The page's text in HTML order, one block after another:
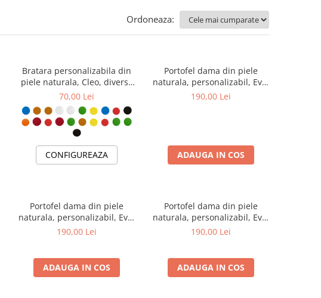
Ordoneaza:
Bratara personalizabila din
piele naturala, Cleo, diverse
culori
70,00 Lei
CONFIGUREAZA
Portofel dama din piele
naturala, personalizabil, Eva,
galben (cusatura verde)
190,00 Lei
ADAUGA IN COS
Portofel dama din piele
naturala, personalizabil, Eva,
verde deschis ( cusatura
190,00 Lei
ADAUGA IN COS
Portofel dama din piele
naturala, personalizabil, Eva,
negru (cusatura colorata)
190,00 Lei
ADAUGA IN COS